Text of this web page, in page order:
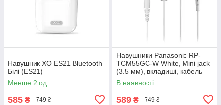
Навушник XO ES21 Bluetooth
Білі (ES21)
Менше 2 од.
585 ₴ 749 ₴
Навушники Panasonic RP-
TCM55GC-W White, Mini jack
(3.5 мм), вкладиші, кабель
1,1 м
В наявності
589 ₴ 749 ₴